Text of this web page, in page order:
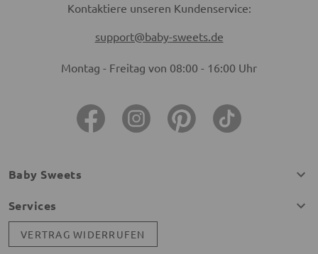
Kontaktiere unseren Kundenservice:
support@baby-sweets.de
Montag - Freitag von 08:00 - 16:00 Uhr
Baby Sweets
Services
VERTRAG WIDERRUFEN